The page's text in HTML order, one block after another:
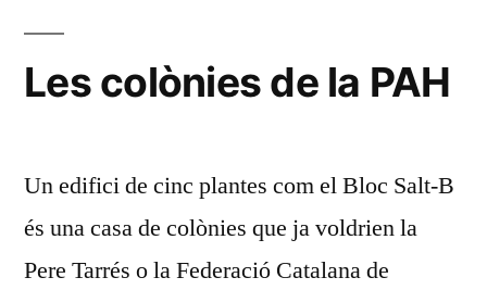
Les colònies de la PAH
Un edifici de cinc plantes com el Bloc Salt-B
és una casa de colònies que ja voldrien la
Pere Tarrés o la Federació Catalana de